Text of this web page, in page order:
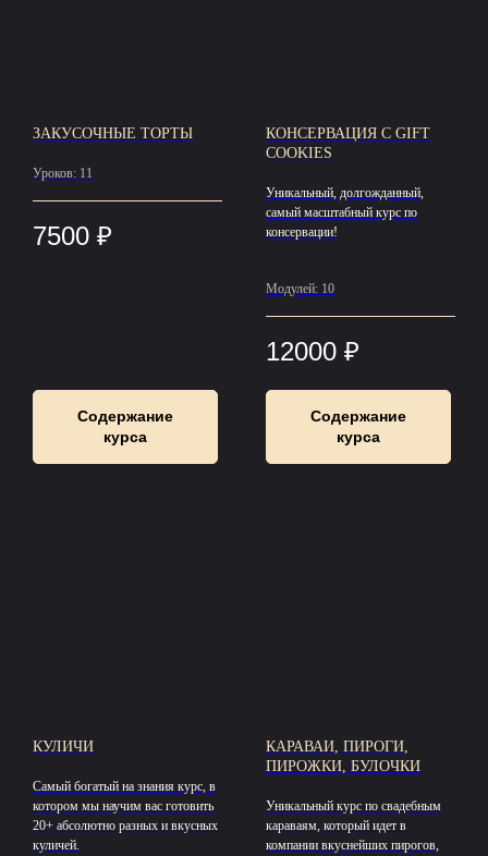
ЗАКУСОЧНЫЕ ТОРТЫ
Уроков: 11
7500 ₽
Содержание
курса
КОНСЕРВАЦИЯ С GIFT
COOKIES
Уникальный, долгожданный,
самый масштабный курс по
консервации!
Модулей: 10
12000 ₽
Содержание
курса
КУЛИЧИ
Самый богатый на знания курс, в
котором мы научим вас готовить
20+ абсолютно разных и вкусных
куличей.
КАРАВАИ, ПИРОГИ,
ПИРОЖКИ, БУЛОЧКИ
Уникальный курс по свадебным
караваям, который идет в
компании вкуснейших пирогов,